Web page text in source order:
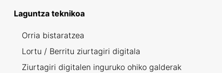
Laguntza teknikoa
Orria bistaratzea
Lortu / Berritu ziurtagiri digitala
Ziurtagiri digitalen inguruko ohiko galderak